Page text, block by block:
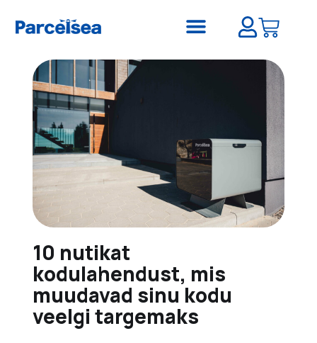
10 nutikat
kodulahendust, mis
muudavad sinu kodu
veelgi targemaks